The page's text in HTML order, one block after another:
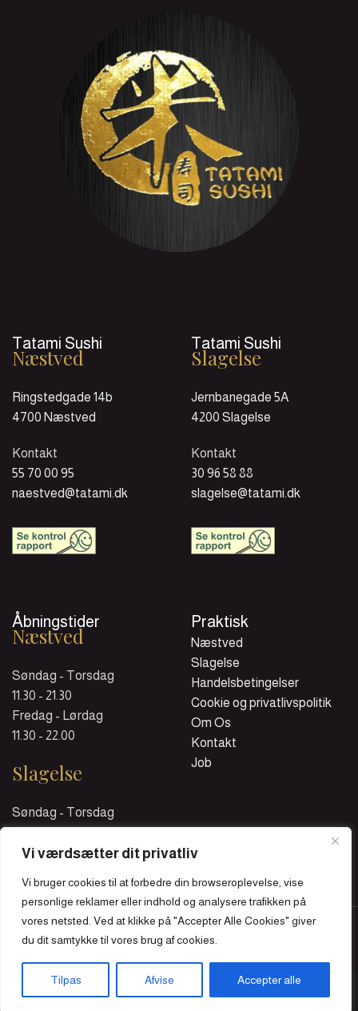
Vi værdsætter dit privatliv
Vi bruger cookies til at forbedre din browseroplevelse, vise
personlige reklamer eller indhold og analysere trafikken på
vores netsted. Ved at klikke på "Accepter Alle Cookies" giver
du dit samtykke til vores brug af cookies.
Tilpas Afvise Accepter alle
Tatami Sushi
Næstved
Ringstedgade 14b
4700 Næstved
Kontakt
55 70 00 95
naestved@tatami.dk
Tatami Sushi
Slagelse
Jernbanegade 5A
4200 Slagelse
Kontakt
30 96 58 88
slagelse@tatami.dk
Åbningstider
Næstved
Søndag - Torsdag
11.30 - 21.30
Fredag - Lørdag
11.30 - 22.00
Slagelse
Søndag - Torsdag
Fredag - Lørdag
Praktisk
Næstved
Slagelse
Handelsbetingelser
Cookie og privatlivspolitik
Om Os
Kontakt
Job
Tatami Sushi Restaurant @ 2026 | Powered byNemBestil ApS